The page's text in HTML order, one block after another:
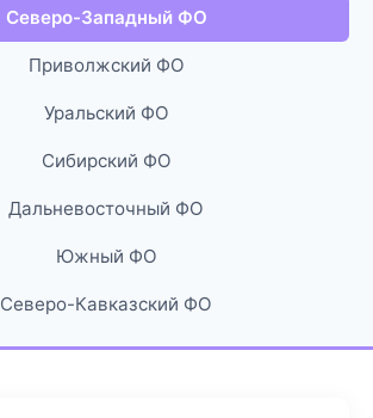
Северо-Западный ФО
Приволжский ФО
Уральский ФО
Сибирский ФО
Дальневосточный ФО
Южный ФО
Северо-Кавказский ФО